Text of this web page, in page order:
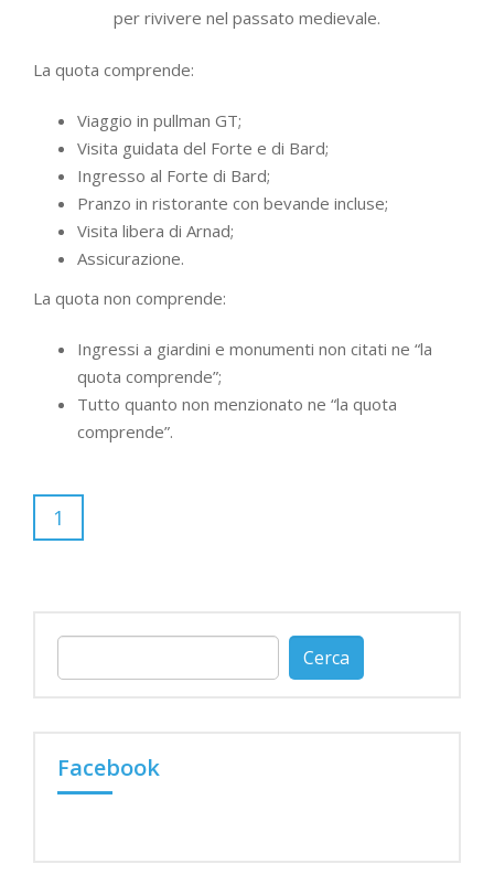
per rivivere nel passato medievale.
La quota comprende:
Viaggio in pullman GT;
Visita guidata del Forte e di Bard;
Ingresso al Forte di Bard;
Pranzo in ristorante con bevande incluse;
Visita libera di Arnad;
Assicurazione.
La quota non comprende:
Ingressi a giardini e monumenti non citati ne “la
quota comprende”;
Tutto quanto non menzionato ne “la quota
comprende”.
1
per:
Facebook